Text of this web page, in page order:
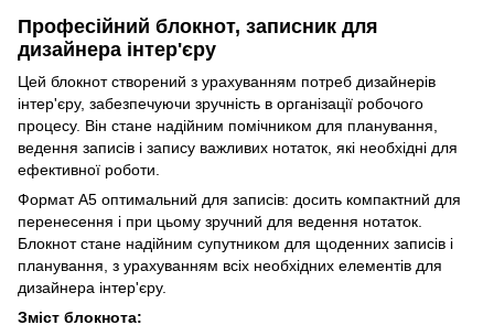
Професійний блокнот, записник для
дизайнера інтер'єру
Цей блокнот створений з урахуванням потреб дизайнерів
інтер'єру, забезпечуючи зручність в організації робочого
процесу. Він стане надійним помічником для планування,
ведення записів і запису важливих нотаток, які необхідні для
ефективної роботи.
Формат А5 оптимальний для записів: досить компактний для
перенесення і при цьому зручний для ведення нотаток.
Блокнот стане надійним супутником для щоденних записів і
планування, з урахуванням всіх необхідних елементів для
дизайнера інтер'єру.
Зміст блокнота: